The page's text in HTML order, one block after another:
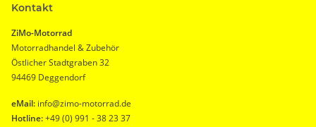
Kontakt
ZiMo-Motorrad
Motorradhandel & Zubehör
Östlicher Stadtgraben 32
94469 Deggendorf
eMail: info@zimo-motorrad.de
Hotline:+49 (0) 991 - 38 23 37